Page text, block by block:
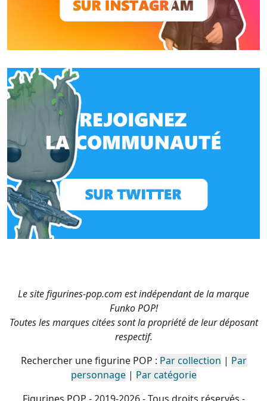
Le site figurines-pop.com est indépendant de la marque
Funko POP!
Toutes les marques citées sont la propriété de leur déposant
respectif.
Rechercher une figurine POP : Par collection | Par
personnage| Par catégorie